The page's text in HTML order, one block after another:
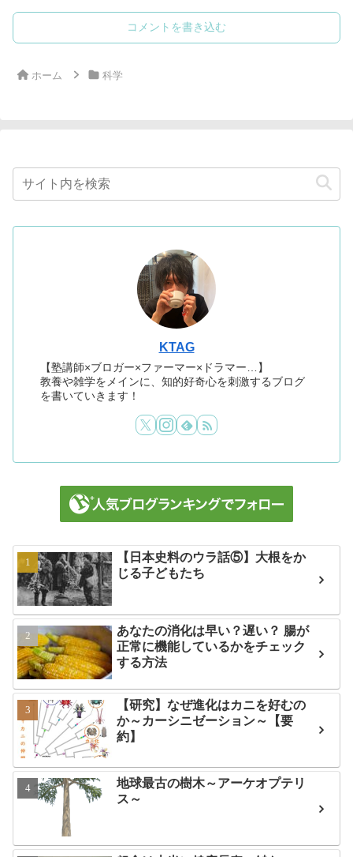
コメントを書き込む
ホーム 科学
KTAG
【塾講師×ブロガー×ファーマー×ドラマー…】
教養や雑学をメインに、知的好奇心を刺激するブログ
を書いていきます！
【日本史料のウラ話⑤】大根をか
じる子どもたち
あなたの消化は早い？遅い？ 腸が
正常に機能しているかをチェック
する方法
【研究】なぜ進化はカニを好むの
か～カーシニゼーション～【要
約】
地球最古の樹木～アーケオプテリ
ス～